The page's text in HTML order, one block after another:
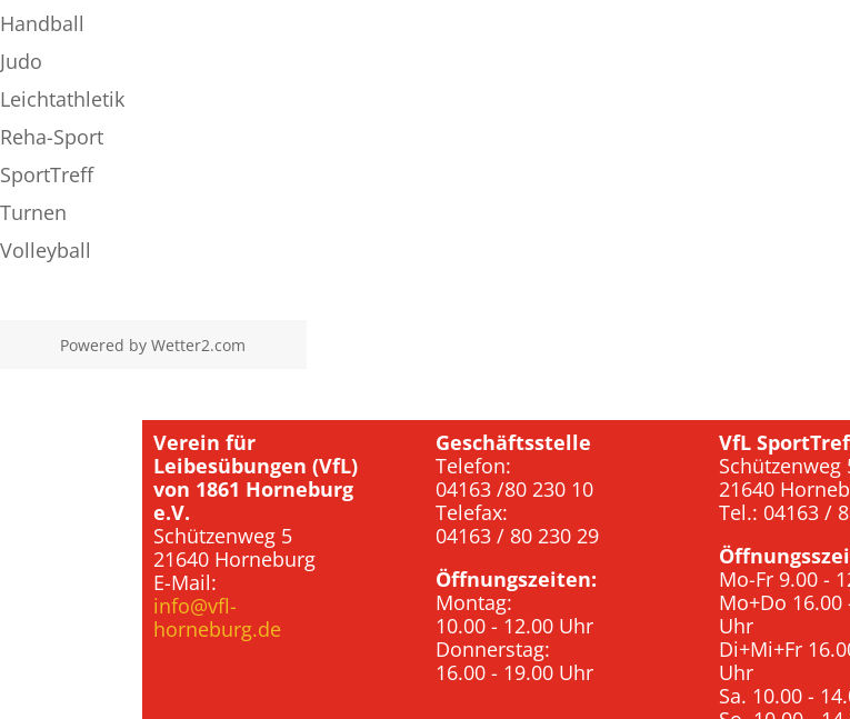
Handball
Judo
Leichtathletik
Reha-Sport
SportTreff
Turnen
Volleyball
Powered byWetter2.com
Verein für
Leibesübungen (VfL)
von 1861 Horneburg
e.V.
Schützenweg 5
21640 Horneburg
E-Mail:
info@vfl-
horneburg.de
Geschäftsstelle
Telefon:
04163 /80 230 10
Telefax:
04163 / 80 230 29
Öffnungszeiten:
Montag:
10.00 - 12.00 Uhr
Donnerstag:
16.00 - 19.00 Uhr
VfL
Schützenweg
21640
Tel.: 04163 /
Mo-Fr 9.00 -
Mo+Do 16.00
Uhr
Di+Mi+Fr
Uhr
Sa. 10.00 -